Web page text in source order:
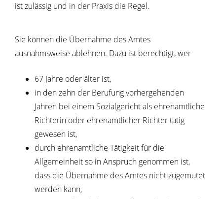
ist zulässig und in der Praxis die Regel.
Sie können die Übernahme des Amtes
ausnahmsweise ablehnen. Dazu ist berechtigt, wer
67 Jahre oder älter ist,
in den zehn der Berufung vorhergehenden
Jahren bei einem Sozialgerichtals ehrenamtliche
Richterin oder ehrenamtlicher Richter tätig
gewesen ist,
durch ehrenamtliche Tätigkeit für die
Allgemeinheit so in Anspruch genommen ist,
dass die Übernahme des Amtes nicht zugemutet
werden kann,